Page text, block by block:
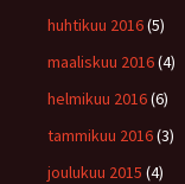
huhtikuu 2016(5)
maaliskuu 2016(4)
helmikuu 2016(6)
tammikuu 2016(3)
joulukuu 2015 (4)